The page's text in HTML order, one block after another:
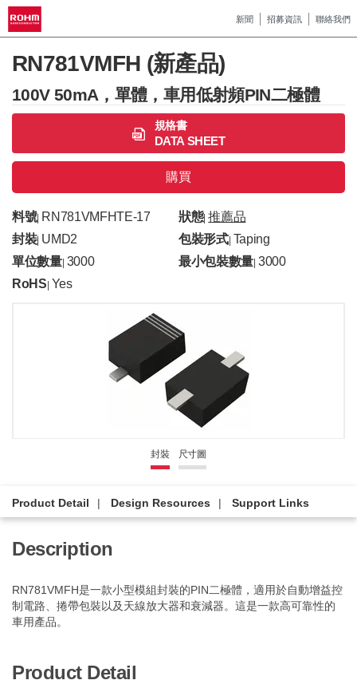
新聞 招募資訊 聯絡我們
RN781VMFH (新產品)
100V 50mA，單體，車用低射頻PIN二極體
規格書
DATA SHEET
購買
料號| RN781VMFHTE-17 狀態|推薦品
封裝| UMD2 包裝形式| Taping
單位數量| 3000 最小包裝數量 |3000
RoHS Yes
封裝 尺寸圖
Product Detail Design Resources Support Links
Description
RN781VMFH是一款小型模組封裝的PIN二極體，適用於自動增益控
制電路、捲帶包裝以及天線放大器和衰減器。這是一款高可靠性的
車用產品。
Product Detail